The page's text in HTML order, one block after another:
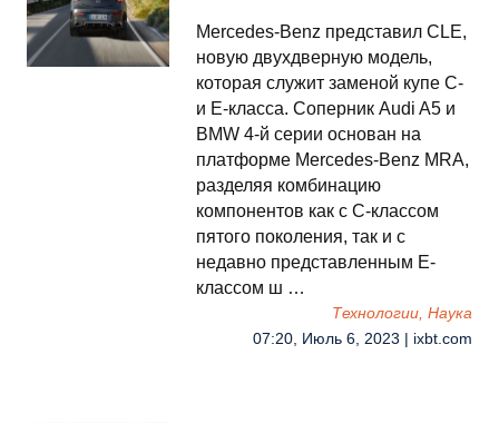
Mercedes-Benz представил CLE,
новую двухдверную модель,
которая служит заменой купе C-
и E-класса. Соперник Audi A5 и
BMW 4-й серии основан на
платформе Mercedes-Benz MRA,
разделяя комбинацию
компонентов как с C-классом
пятого поколения, так и с
недавно представленным E-
классом ш …
Технологии, Наука
07:20, Июль 6, 2023 | ixbt.com